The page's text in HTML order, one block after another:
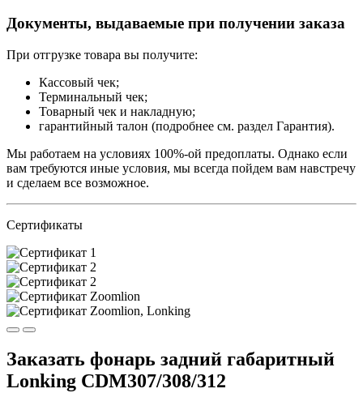
Документы, выдаваемые при получении заказа
При отгрузке товара вы получите:
Кассовый чек;
Терминальный чек;
Товарный чек и накладную;
гарантийный талон (подробнее см. раздел Гарантия).
Мы работаем на условиях 100%-ой предоплаты. Однако если
вам требуются иные условия, мы всегда пойдем вам навстречу
и сделаем все возможное.
Сертификаты
Заказать фонарь задний габаритный
Lonking CDM307/308/312